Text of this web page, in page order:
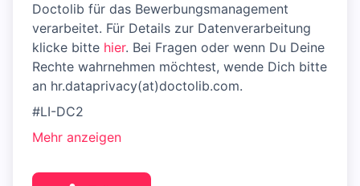
Doctolib für das Bewerbungsmanagement
verarbeitet. Für Details zur Datenverarbeitung
klicke bitte hier. Bei Fragen oder wenn Du Deine
Rechte wahrnehmen möchtest, wende Dich bitte
an hr.dataprivacy(at)doctolib.com.
#LI-DC2
Mehr anzeigen